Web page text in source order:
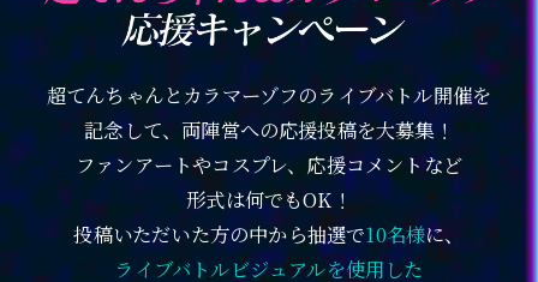
超てんちゃんとカラマーゾフのライブバトル開催を
記念して、両陣営への応援投稿を大募集！
ファンアートやコスプレ、応援コメントなど
形式は何でもOK！
投稿いただいた方の中から抽選で10名様に、
ライブバトルビジュアルを使用した